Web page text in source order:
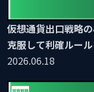
仮想通貨出口戦略
克服して利確ルー
2026.06.18